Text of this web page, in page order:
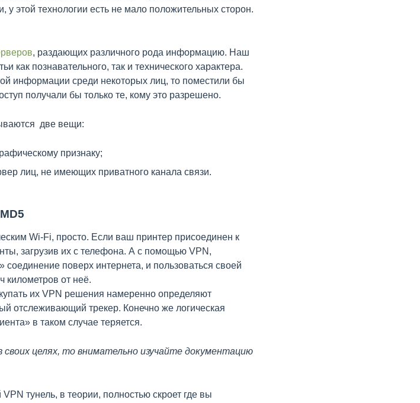
у этой технологии есть не мало положительных сторон.
, раздающих различного рода информацию. Наш
как познавательного, так и технического характера.
информации среди некоторых лиц, то поместили бы
получали бы только те, кому это разрешено.
две вещи:
признаку;
лиц, не имеющих приватного канала связи.
Wi-Fi, просто. Если ваш принтер присоединен к
загрузив их с телефона. А с помощью VPN,
поверх интернета, и пользоваться своей
километров от неё.
их VPN решения намеренно определяют
отслеживающий трекер. Конечно же логическая
в таком случае теряется.
своих целях, то внимательно изучайте документацию
тунель, в теории, полностью скроет где вы